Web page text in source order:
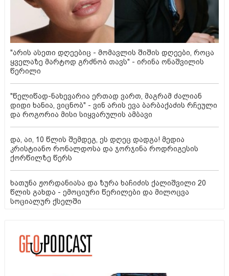
"არის ასეთი დღეებიც - მომავლის შიშის დღეები, როცა
ყველაზე მარტოდ გრძნობ თავს" - ირინა ონაშვილის
წერილი
"წელიწად-ნახევარია ერთად ვართ, მაგრამ ძალიან
დიდი ხანია, ვიცნობ" - ვინ არის ევა ბარბაქაძის რჩეული
და როგორია მისი სიყვარულის ამბავი
და, აი, 10 წლის შემდეგ, ეს დღეც დადგა! მედია
კრისტიანო რონალდოსა და ჯორჯინა როდრიგესის
ქორწილზე წერს
ხათუნა ჟორდანიასა და ზურა ხაჩიძის ქალიშვილი 20
წლის გახდა - ემოციური წერილები და მილოცვა
სოციალურ ქსელში